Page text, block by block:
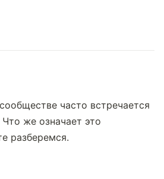
часто встречается
же означает это
разберемся.